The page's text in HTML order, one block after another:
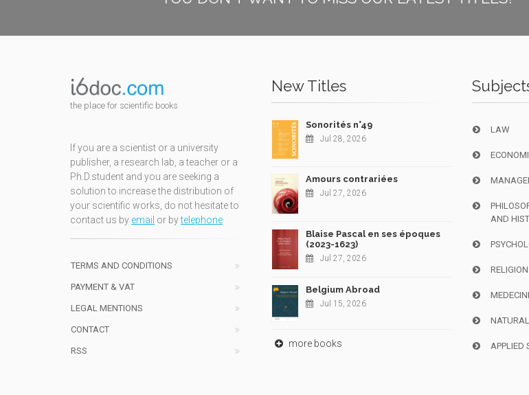
the place for scientific books
If you are a scientist or a university
publisher, a research lab, a teacher or a
Ph.D.student and you are seeking a
solution to increase the distribution of
your scientific works, do not hesitate to
contact us by email or bytelephone
TERMS AND CONDITIONS
PAYMENT & VAT
LEGAL MENTIONS
CONTACT
RSS
New Titles
Sonorités n°49
Jul 28, 2026
Amours contrariées
Jul 27, 2026
Blaise Pascal en ses époques
(2023-1623)
Jul 27, 2026
Belgium Abroad
Jul 15, 2026
more books
LAW
AND
APPLIED